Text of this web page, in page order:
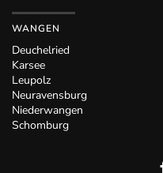
WANGEN
Deuchelried
Karsee
Leupolz
Neuravensburg
Niederwangen
Schomburg